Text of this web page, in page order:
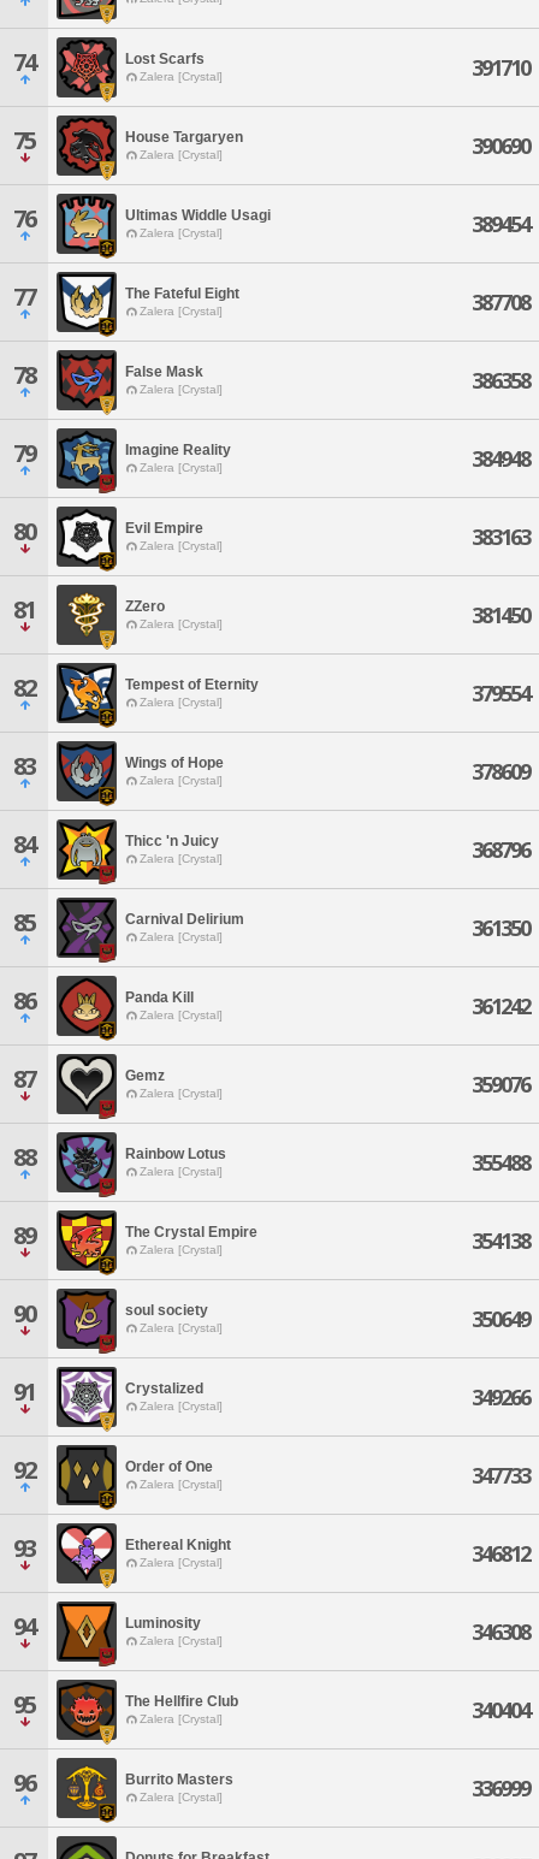
74 Lost Scarfs
Zalera [Crystal] 391710
75 House Targaryen
Zalera [Crystal] 390690
76 Ultimas Widdle Usagi
Zalera [Crystal] 389454
77 The Fateful Eight
Zalera [Crystal] 387708
78 False Mask
Zalera [Crystal] 386358
79 Imagine Reality
Zalera [Crystal] 384948
80 Evil Empire
Zalera [Crystal] 383163
81 ZZero
Zalera [Crystal] 381450
82 Tempest of Eternity
Zalera [Crystal] 379554
83 Wings of Hope
Zalera [Crystal] 378609
84 Thicc 'n Juicy
Zalera [Crystal] 368796
85 Carnival Delirium
Zalera [Crystal] 361350
86 Panda Kill
Zalera [Crystal] 361242
87 Gemz
Zalera [Crystal] 359076
88 Rainbow Lotus
Zalera [Crystal] 355488
89 The Crystal Empire
Zalera [Crystal] 354138
90 soul society
Zalera [Crystal] 350649
91 Crystalized
Zalera [Crystal] 349266
92 Order of One
Zalera [Crystal] 347733
93 Ethereal Knight
Zalera [Crystal] 346812
94 Luminosity
Zalera [Crystal] 346308
95 The Hellfire Club
Zalera [Crystal] 340404
96 Burrito Masters
Zalera [Crystal] 336999